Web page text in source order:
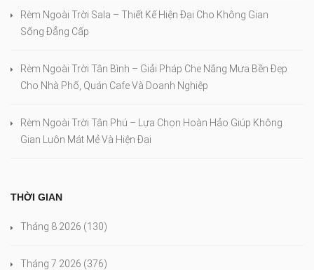
Rèm Ngoài Trời Sala – Thiết Kế Hiện Đại Cho Không Gian
Sống Đẳng Cấp
Rèm Ngoài Trời Tân Bình – Giải Pháp Che Nắng Mưa Bền Đẹp
Cho Nhà Phố, Quán Cafe Và Doanh Nghiệp
Rèm Ngoài Trời Tân Phú – Lựa Chọn Hoàn Hảo Giúp Không
Gian Luôn Mát Mẻ Và Hiện Đại
THỜI GIAN
Tháng 8 2026 (130)
Tháng 7 2026 (376)